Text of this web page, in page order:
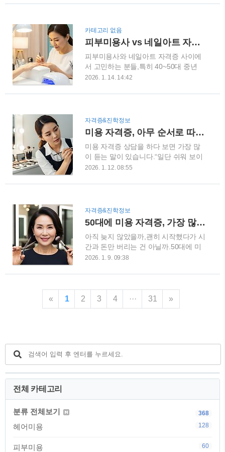
셋째, 5년 이상 지속 가능한 직업인가이
기준으로 보면화려해 보이는 분야보다
안정적인 분야가 답입니다. 1단계 – 헤
어 자격증은 여전히 중심..
는지,그리고 수강생에게 현실적으로 맞
니다.이미 시작하신 분들께도, 이제 고
민 중인 분들께도 꼭 필요한 이야기입니
다. 미용 자격증 순서, 생각보다 정말 중
요합니다미용 자격증은 많고, 선택지는
넓어 보입니다.그래서 많은 분들이 이렇
게 시작합니다.“일단 쉬워 보이는 것부
시간과 비용, 체력까지 동시에 소모됩니
다. 시간과 비용을 두 번 쓰게 되는 대표
적인 사례 가장 흔한 경우가 이렇습니
다.네일이나 메이크업부터 시..
카테고리 없음
피부미용사 vs 네일아트 자격증, 중년 여성에게 더 맞는 선택은?
피부미용사와 네일아트 자격증 사이에
서 고민하는 분들,특히 40~50대 중년
여성분들의 상담을 정말 많이 받아왔습
용사 자격증을 모두 취득하고, 20년 이
왔습니다.이 글은 홍보용 이야기가 아니
라, 수강생들의 합격·탈락·중도포기 사
례를 모두 지켜본 사람의 솔직한 현실
조언입니다.“뭐가 더 좋을까?”가 아니라
나에게 맞는 선택은 무엇일까?를 기준
으로 읽어보시길 바랍니다. 40~50대 수
할까?”“체력적으로 버틸 수 있을까?”“취
업이 될까, 아니면 돈만 쓰는 걸까?”젊
은 수강생과 달리, 중년 수강생은 시간
과 비용을 실패로 쓰기 ..
2026. 1. 14. 14:42
자격증&진학정보
미용 자격증, 아무 순서로 따면 안 됩니다
미용 자격증 상담을 하다 보면 가장 많
이 듣는 말이 있습니다.“일단 쉬워 보이
는 것부터 딸까요?”솔직히 말씀드리면,
분들을 정말 많이 봤습니다. 저는 헤어,
모두 보유하고미용 현장에서 20년 넘게
강사로 일해왔습니다.오늘은 현장에서
실제로 살아남는 순서,그리고 중도 포기
없이 이어갈 수 있는 현실적인 루트를
정리해 드리겠습니다. 20년 현장 강사
가 말하는 현실적인 취득 순서 1. 헤어
이 가장 큰 기본 자격증입니다.연령 제
한도 거의 없고,경력을 쌓으면 단골과
2026. 1. 12. 08:55
자격증&진학정보
50대에 미용 자격증, 가장 많이 묻는 질문들
아직 늦지 않았을까,괜히 시작했다가 시
간과 돈만 버리는 건 아닐까.50대에 미
용 자격증을 고민하시는 분들과 상담을
서 듣게 됩니다.저는 미용사(헤어·피부·
취득하고,현장에서 그리고 강단에서 20
년 넘게 사람들을 가르쳐 왔습니다.오늘
은 상담의 시작이자 끝입니다.솔직히 말
씀드리면 대형 프랜차이즈 취업을 목표
로 한다면 쉽지 않습니다.나이보다는 체
때문입니다.하지만 개인샵, 1인샵, 요양
2026. 1. 9. 09:38
« 1 2 3 4 ··· 31 »
전체 카테고리
분류 전체보기 368
헤어미용 128
피부미용 60